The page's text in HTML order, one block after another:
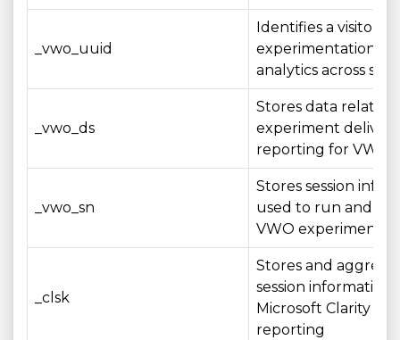
_vwo_uuid
Identifies a visitor
experimentation
analytics across
_vwo_ds
Stores data related
experiment
reporting for VWO
_vwo_sn
Stores session
used to run and
VWO experiments
_clsk
Stores and
session information
Microsoft Clarity
reporting